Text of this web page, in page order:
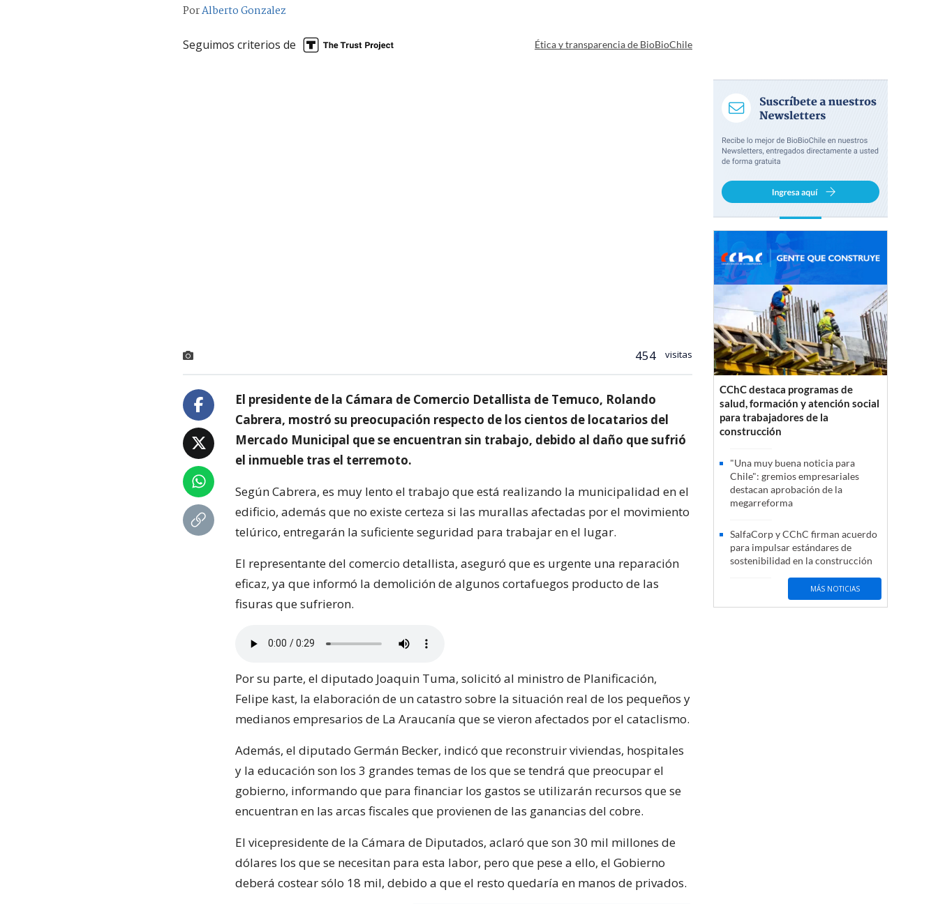
PorAlberto Gonzalez
Seguimos criterios de Ética y transparencia de BioBioChile
454 visitas
El presidente de la Cámara de Comercio Detallista de Temuco, Rolando
Cabrera, mostró su preocupación respecto de los cientos de locatarios del
Mercado Municipal que se encuentran sin trabajo, debido al daño que sufrió
el inmueble tras el terremoto.
Según Cabrera, es muy lento el trabajo que está realizando la municipalidad en el
edificio, además que no existe certeza si las murallas afectadas por el movimiento
telúrico, entregarán la suficiente seguridad para trabajar en el lugar.
El representante del comercio detallista, aseguró que es urgente una reparación
eficaz, ya que informó la demolición de algunos cortafuegos producto de las
fisuras que sufrieron.
Por su parte, el diputado Joaquin Tuma, solicitó al ministro de Planificación,
Felipe kast, la elaboración de un catastro sobre la situación real de los pequeños y
medianos empresarios de La Araucanía que se vieron afectados por el cataclismo.
Además, el diputado Germán Becker, indicó que reconstruir viviendas, hospitales
y la educación son los 3 grandes temas de los que se tendrá que preocupar el
gobierno, informando que para financiar los gastos se utilizarán recursos que se
encuentran en las arcas fiscales que provienen de las ganancias del cobre.
El vicepresidente de la Cámara de Diputados, aclaró que son 30 mil millones de
dólares los que se necesitan para esta labor, pero que pese a ello, el Gobierno
deberá costear sólo 18 mil, debido a que el resto quedaría en manos de privados.
CChC destaca programas de
salud, formación y atención social
para trabajadores de la
construcción
"Una muy buena noticia para
Chile": gremios empresariales
destacan aprobación de la
megarreforma
SalfaCorp y CChC firman acuerdo
para impulsar estándares de
sostenibilidad en la construcción
MÁS NOTICIAS